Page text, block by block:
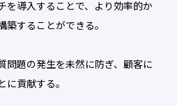
を導入することで、より効率的か
築することができる。
題の発生を未然に防ぎ、顧客に
に貢献する。